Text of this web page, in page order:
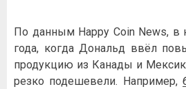
По данным Happy Coin News, в
года, когда Дональд ввёл
продукцию из Канады и
резко подешевели. Например,